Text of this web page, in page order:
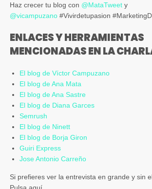
Haz crecer tu blog con @MataTweet y
@vicampuzano #Vivirdetupasion
ENLACES Y HERRAMIENTAS
MENCIONADAS EN LA
El blog de Víctor Campuzano
El blog de Ana Mata
El blog de Ana Sastre
El blog de Diana Garces
Semrush
El blog de Ninett
El blog de Borja Giron
Guiri Express
Jose Antonio Carreño
Si prefieres ver la entrevista en grande y sin